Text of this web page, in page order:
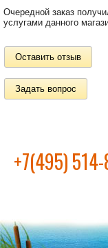
Очередной заказ
услугами данного
Оставить отзыв
Задать вопрос
+7(495)